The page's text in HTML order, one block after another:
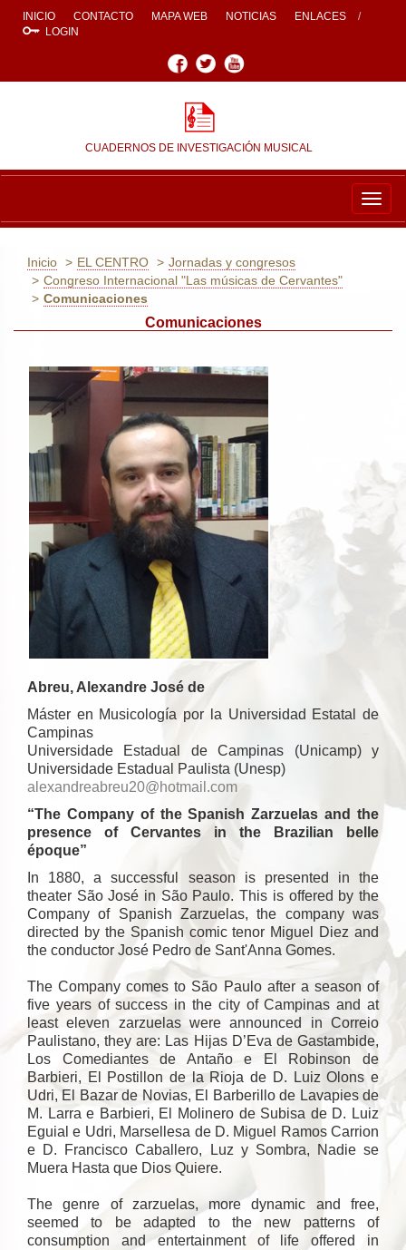
INICIO CONTACTO MAPA WEB NOTICIAS
ENLACES
LOGIN
Facebook
TwitterYoutube
CUADERNOS DE INVESTIGACIÓN MUSICAL
Inicio EL CENTRO
Jornadas y congresos
Congreso Internacional "Las músicas de Cervantes"
Comunicaciones
Comunicaciones
Abreu, Alexandre José de
Máster en Musicología por la Universidad Estatal de
Campinas
Universidade Estadual de Campinas (Unicamp) y
Universidade Estadual Paulista (Unesp)
alexandreabreu20@hotmail.com
“The Company of the Spanish Zarzuelas and the
presence of Cervantes in the Brazilian belle
époque”
In 1880, a successful season is presented in the
theater São José in São Paulo. This is offered by the
Company of Spanish Zarzuelas, the company was
directed by the Spanish comic tenor Miguel Diez and
the conductor José Pedro de Sant'Anna Gomes.
The Company comes to São Paulo after a season of
five years of success in the city of Campinas and at
least eleven zarzuelas were announced in Correio
Paulistano, they are: Las Hijas D’Eva de Gastambide,
Los Comediantes de Antaño e El Robinson de
Barbieri, El Postillon de la Rioja de D. Luiz Olons e
Udri, El Bazar de Novias, El Barberillo de Lavapies de
M. Larra e Barbieri, El Molinero de Subisa de D. Luiz
Eguial e Udri, Marsellesa de D. Miguel Ramos Carrion
e D. Francisco Caballero, Luz y Sombra, Nadie se
Muera Hasta que Dios Quiere.
The genre of zarzuelas, more dynamic and free,
seemed to be adapted to the new patterns of
consumption and entertainment of life offered in